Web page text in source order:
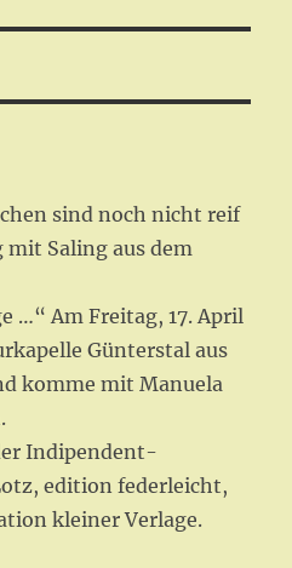
sind noch nicht reif
mit Saling aus dem
…“ Am Freitag, 17. April
Günterstal aus
komme mit Manuela
Indipendent-
edition federleicht,
kleiner Verlage.